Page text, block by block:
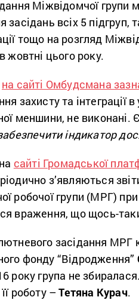
Міжвідомчої групи
засідань всіх 5 підгруп,
тощо на розгляд
жовтні цього року.
на сайті Омбудсмана
захисту та інтеграції
меншини, не виконані.
індикатор
сайті Громадської
з’являються
робочої групи (МРГ) при
враження, що щось-
засідання МРГ
фонду “Відродження”
року група не
роботу –Тетяна Курач.